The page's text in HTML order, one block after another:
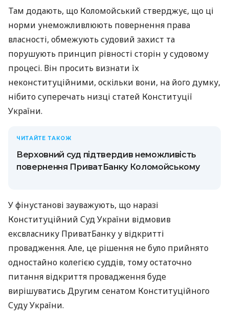
Там додають, що Коломойський стверджує, що ці
норми унеможливлюють повернення права
власності, обмежують судовий захист та
порушують принцип рівності сторін у судовому
процесі. Він просить визнати їх
неконституційними, оскільки вони, на його думку,
нібито суперечать низці статей Конституції
України.
ЧИТАЙТЕ ТАКОЖ
Верховний суд підтвердив неможливість
повернення ПриватБанку Коломойському
У фінустанові зауважують, що наразі
Конституційний Суд України відмовив
ексвласнику ПриватБанку у відкритті
провадження. Але, це рішення не було прийнято
одностайно колегією суддів, тому остаточно
питання відкриття провадження буде
вирішуватись Другим сенатом Конституційного
Суду України.